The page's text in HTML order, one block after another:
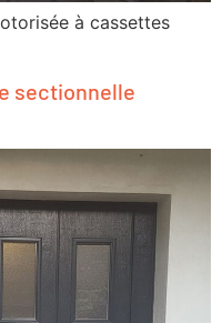
à cassettes
sectionnelle